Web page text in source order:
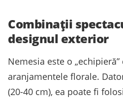
Combinații
designul exterior
Nemesia este o
aranjamentele florale.
(20-40 cm), ea poate fi